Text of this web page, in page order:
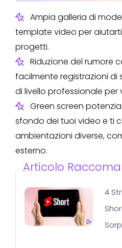
Ampia galleria di
template video per
progetti.
Riduzione del rumore
facilmente registrazioni di
di livello professionale
Green screen
sfondo dei tuoi video e ti
ambientazioni diverse,
esterno.
Articolo
4